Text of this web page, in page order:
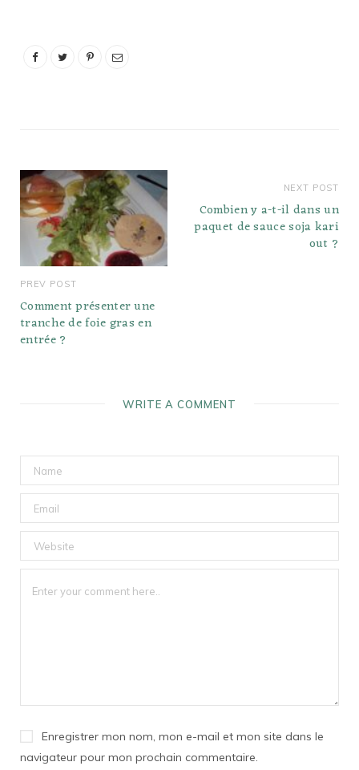
complexes provenant du
PREV POST
Comment présenter une
tranche de foie gras en
entrée ?
NEXT POST
Combien y a-t-il dans un
paquet de sauce soja kari
out ?
WRITE A COMMENT
Enregistrer mon nom, mon e-mail et mon site dans le
navigateur pour mon prochain commentaire.